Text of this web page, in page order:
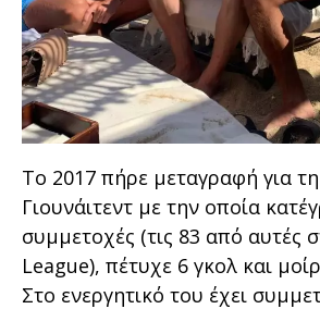
Το 2017 πήρε μεταγραφή για
Γιουνάιτεντ με την οποία
συμμετοχές (τις 83 από αυτές
League), πέτυχε 6 γκολ και
Στο ενεργητικό του έχει